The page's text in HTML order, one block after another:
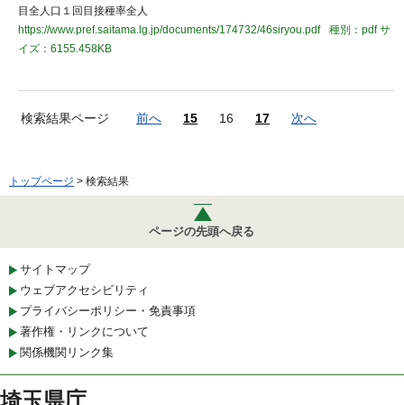
目全人口１回目接種率全人
https://www.pref.saitama.lg.jp/documents/174732/46siryou.pdf
種別：pdfサ
イズ：6155.458KB
検索結果ページ 前へ 15 16 17 次へ
トップページ > 検索結果
ページの先頭へ戻る
サイトマップ
ウェブアクセシビリティ
プライバシーポリシー・免責事項
著作権・リンクについて
関係機関リンク集